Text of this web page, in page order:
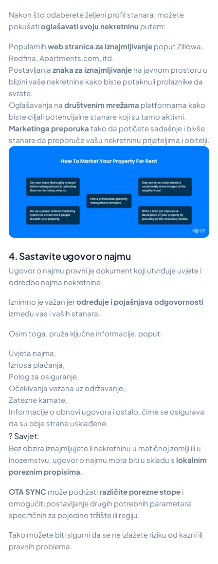
Nakon što odaberete željeni profil stanara, možete
pokušatioglašavati svoju nekretninu putem:
Popularnih web stranica za iznajmljivanje poput Zillowa,
Redfina, Apartments.com, itd.
Postavljanja znaka za iznajmljivanje na javnom prostoru u
blizini vaše nekretnine kako biste potaknuli prolaznike da
svrate.
Oglašavanja na društvenim mrežama platformama kako
biste ciljali potencijalne stanare koji su tamo aktivni.
Marketinga preporuka tako da potičete sadašnje i bivše
stanare da preporuče vašu nekretninu prijateljima i obitelji.
4. Sastavite ugovor o najmu
Ugovor o najmu pravni je dokument koji utvrđuje uvjete i
odredbe najma nekretnine.
Iznimno je važan jerodređuje i pojašnjava odgovornosti
između vas i vaših stanara.
Osim toga, pruža ključne informacije, poput:
Uvjeta najma,
Iznosa plaćanja,
Polog za osiguranje,
Očekivanja vezana uz održavanje,
Zatezne kamate,
Informacije o obnovi ugovora i ostalo, čime se osigurava
da su obje strane usklađene.
? Savjet:
Bez obzira iznajmljujete li nekretninu u matičnoj zemlji ili u
inozemstvu, ugovor o najmu mora biti u skladu s lokalnim
poreznim propisima.
OTA SYNC može podržati različite porezne stope i
omogućiti postavljanje drugih potrebnih parametara
specifičnih za pojedino tržište ili regiju.
Tako možete biti sigurni da se ne izlažete riziku od kazni ili
pravnih problema.